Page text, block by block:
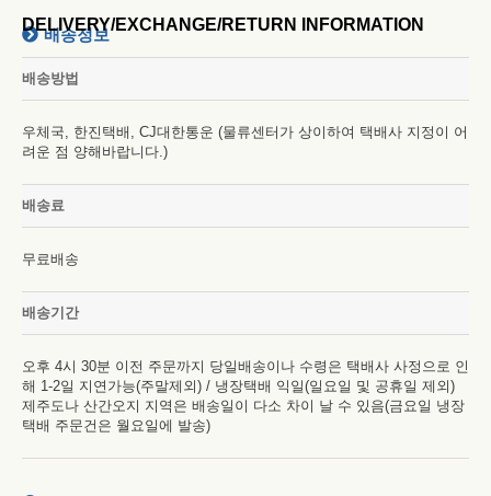
DELIVERY/EXCHANGE/RETURN INFORMATION
배송정보
배송방법
우체국, 한진택배, CJ대한통운 (물류센터가 상이하여 택배사 지정이 어
려운 점 양해바랍니다.)
배송료
무료배송
배송기간
오후 4시 30분 이전 주문까지 당일배송이나 수령은 택배사 사정으로 인
해 1-2일 지연가능(주말제외) / 냉장택배 익일(일요일 및 공휴일 제외)
제주도나 산간오지 지역은 배송일이 다소 차이 날 수 있음(금요일 냉장
택배 주문건은 월요일에 발송)